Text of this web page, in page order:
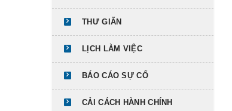
THƯ GIÃN
LỊCH LÀM VIỆC
BÁO CÁO SỰ CỐ
CẢI CÁCH HÀNH CHÍNH